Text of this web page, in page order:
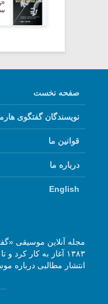
صفحه نخست
نویسندگان گفتگوی
قوانین ما
درباره ما
English
۱۳۸۳ آغاز به کار
انتشار مطالبی درباره